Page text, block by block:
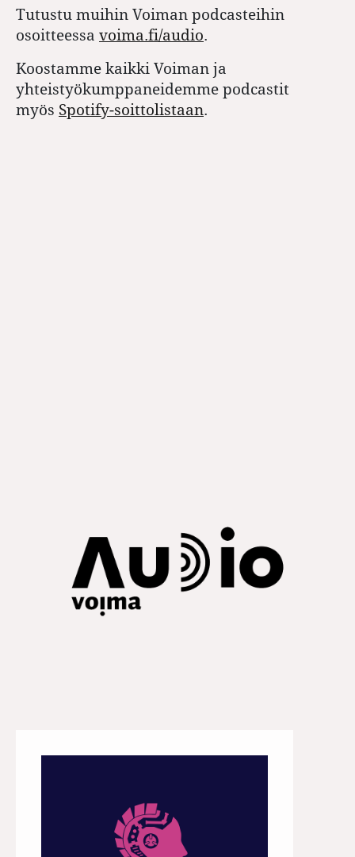
Tutustu muihin Voiman podcasteihin
osoitteessa voima.fi/audio.
Koostamme kaikki Voiman ja
yhteistyökumppaneidemme podcastit
myös Spotify-soittolistaan.